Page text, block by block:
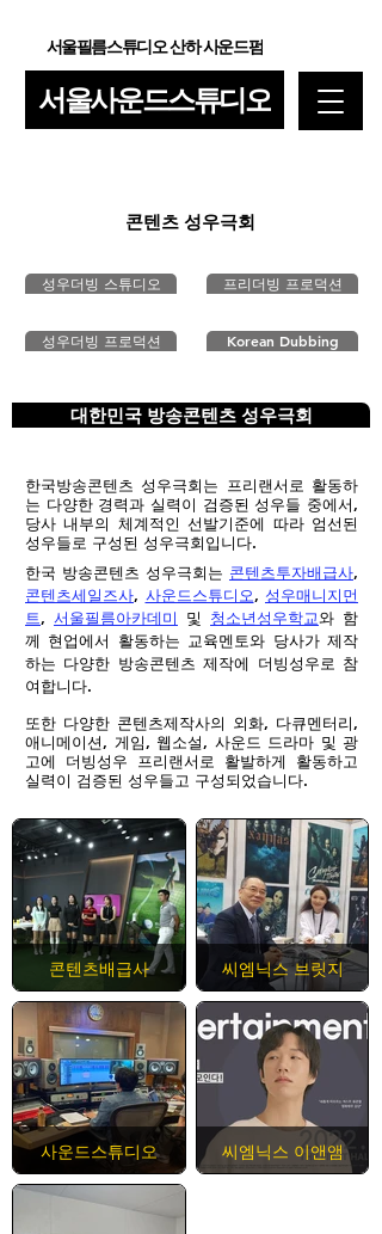
서울필름스튜디오 산하 사운드펌
서울사운드스튜디오
콘텐츠 성우극회
성우더빙 스튜디오
성우더빙 프로덕션
프리더빙 프로덕션
Korean Dubbing
대한민국 방송콘텐츠 성우극회
한국방송콘텐츠 성우극회는 프리랜서로 활동하
는 다양한 경력과 실력이 검증된 성우들 중에서,
당사 내부의 체계적인 선발기준에 따라 엄선된
성우들로 구성된 성우극회입니다.
한국 방송콘텐츠 성우극회는 콘텐츠투자배급사,
콘텐츠세일즈사, 사운드스튜디오, 성우매니지먼
트, 서울필름아카데미 및 청소년성우학교와 함
께 현업에서 활동하는 교육멘토와 당사가 제작
하는 다양한 방송콘텐츠 제작에 더빙성우로 참
여합니다.
또한 다양한 콘텐츠제작사의 외화, 다큐멘터리,
애니메이션, 게임, 웹소설, 사운드 드라마 및 광
고에 더빙성우 프리랜서로 활발하게 활동하고
실력이 검증된 성우들고 구성되었습니다.
콘텐츠배급사 씨엠닉스 브릿지
사운드스튜디오 씨엠닉스 이앤앰